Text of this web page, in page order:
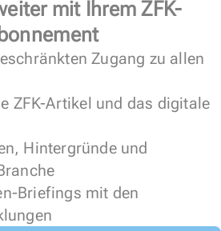
mit Ihrem ZFK-
Zugang zu allen
ZFK-Artikel und das digitale
Hintergründe und
Briefings mit den